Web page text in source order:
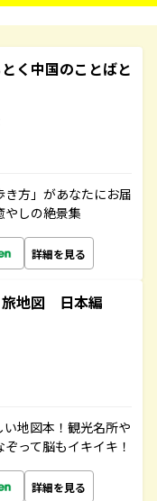
く中国のことばと
方」があなたにお届
やしの絶景集
詳細を見る
地図 日本編
地図本！観光名所や
って脳もイキイキ！
詳細を見る